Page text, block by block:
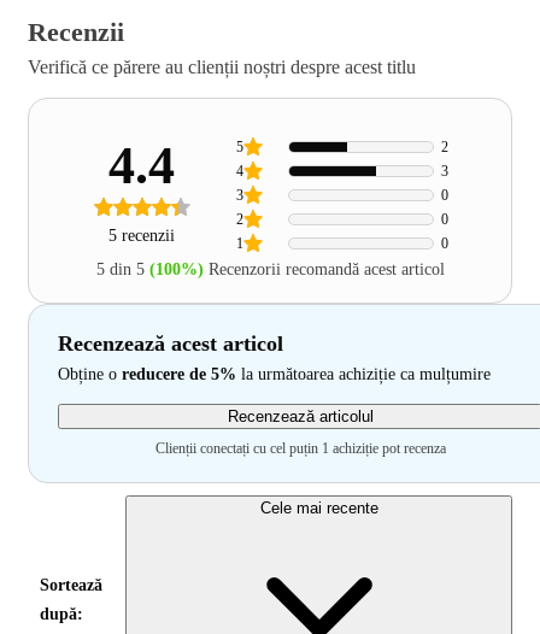
Recenzii
Verifică ce părere au clienții noștri despre acest titlu
4.4
5 recenzii 1 0
2 0
3 0
4 3
5 2
5 din 5 (100%) Recenzorii recomandă acest articol
Recenzează acest articol
Obține o reducere de 5% la următoarea achiziție ca mulțumire
Recenzează articolul
Clienții conectați cu cel puțin 1 achiziție pot recenza
Sortează
după:
Cele mai recente